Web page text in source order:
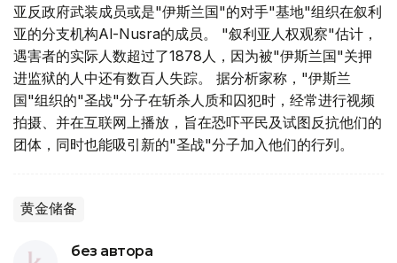
亚反政府武装成员或是"伊斯兰国"的对手"基地"组织在叙利
亚的分支机构Al-Nusra的成员。 "叙利亚人权观察"估计，
遇害者的实际人数超过了1878人，因为被"伊斯兰国"关押
进监狱的人中还有数百人失踪。 据分析家称，"伊斯兰
国"组织的"圣战"分子在斩杀人质和囚犯时，经常进行视频
拍摄、并在互联网上播放，旨在恐吓平民及试图反抗他们的
团体，同时也能吸引新的"圣战"分子加入他们的行列。
黄金储备
без автора